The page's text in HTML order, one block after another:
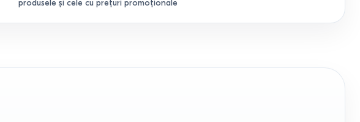
produsele și cele cu prețuri promoționale